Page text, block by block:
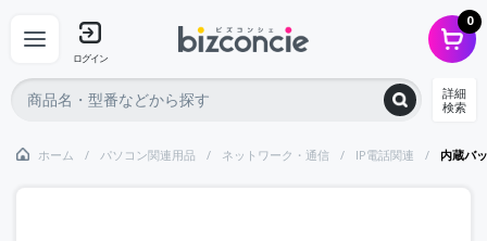
ログイン
0
詳細
検索
ホーム パソコン関連用品 ネットワーク・通信 IP電話関連 内蔵バ